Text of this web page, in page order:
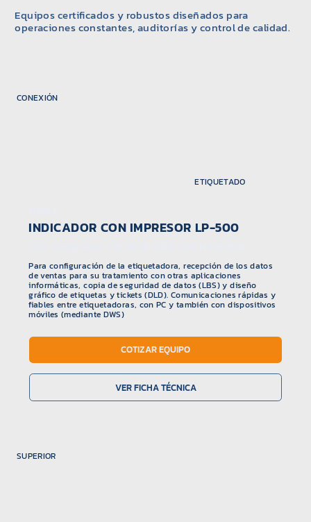
CONEXIÓN
ETIQUETADO
INDICADOR CON IMPRESOR LP-500
Para configuración de la etiquetadora, recepción de los datos
de ventas para su tratamiento con otras aplicaciones
informáticas, copia de seguridad de datos (LBS) y diseño
gráfico de etiquetas y tickets (DLD). Comunicaciones rápidas y
fiables entre etiquetadoras, con PC y también con dispositivos
móviles (mediante DWS)
COTIZAR EQUIPO
VER FICHA TÉCNICA
SUPERIOR
Equipos certificados y robustos diseñados para
operaciones constantes, auditorías y control de calidad.